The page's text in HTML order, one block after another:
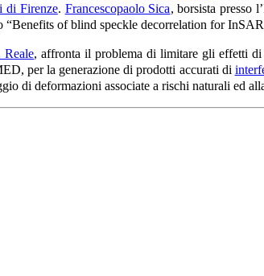
di Firenze. Francescopaolo Sica, borsista presso
of blind speckle decorrelation for
Reale, affronta il problema di limitare gli effetti di
per la generazione di prodotti accurati di
di deformazioni associate a rischi naturali ed